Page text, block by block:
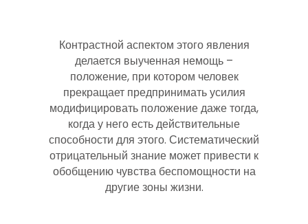
Контрастной аспектом этого явления
делается выученная немощь –
положение, при котором человек
прекращает предпринимать усилия
модифицировать положение даже тогда,
когда у него есть действительные
способности для этого. Систематический
отрицательный знание может привести к
обобщению чувства беспомощности на
другие зоны жизни.